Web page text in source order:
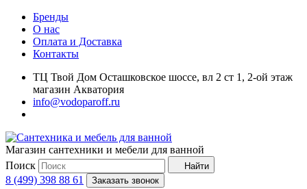
Бренды
О нас
Оплата и Доставка
Контакты
ТЦ Твой Дом Осташковское шоссе, вл 2 ст 1, 2-ой этаж
магазин Акватория
info@vodoparoff.ru
Магазин сантехники и мебели для ванной
Поиск
Найти
8 (499) 398 88 61 Заказать звонок